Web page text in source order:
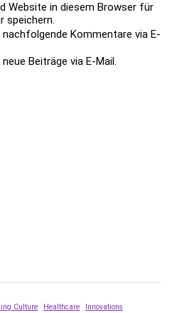
Website in diesem Browser für
speichern.
Kommentare via E-
Beiträge via E-Mail.
Culture Healthcare
Innovations